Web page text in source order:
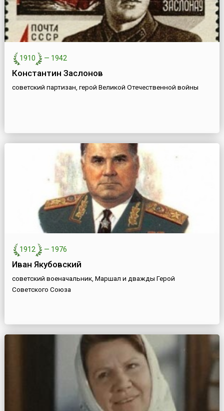
1910 — 1942
Константин Заслонов
советский партизан, герой Великой Отечественной войны
1912 — 1976
Иван Якубовский
советский военачальник, Маршал и дважды Герой
Советского Союза